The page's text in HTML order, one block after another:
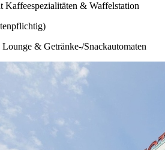
Kaffeespezialitäten & Waffelstation
& Getränke-/Snackautomaten